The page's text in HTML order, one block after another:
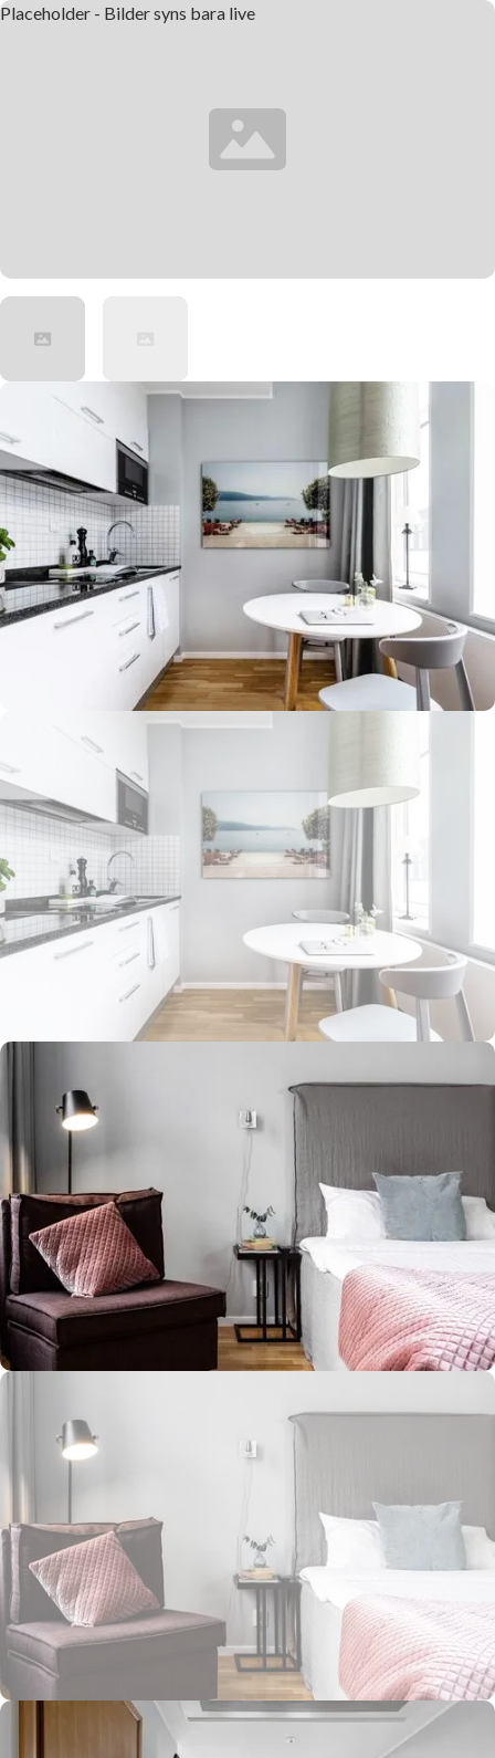
Placeholder - Bilder syns bara live